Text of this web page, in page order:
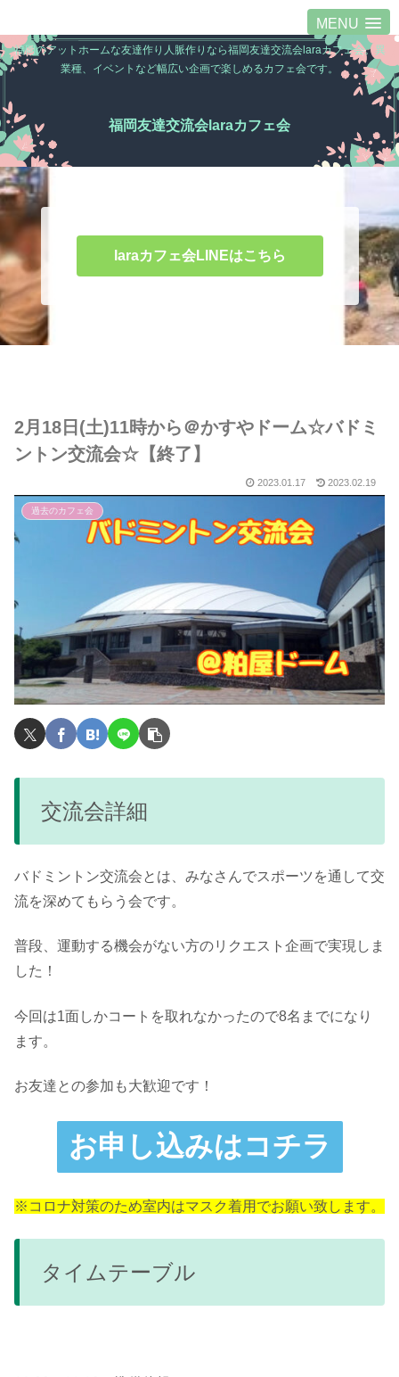
MENU
福岡のアットホームな友達作り人脈作りなら福岡友達交流会laraカフェ会。異
業種、イベントなど幅広い企画で楽しめるカフェ会です。
福岡友達交流会laraカフェ会
laraカフェ会LINEはこちら
2月18日(土)11時から＠かすやドーム☆バドミ
ントン交流会☆【終了】
2023.01.17 2023.02.19
過去のカフェ会
交流会詳細
バドミントン交流会とは、みなさんでスポーツを通して交
流を深めてもらう会です。
普段、運動する機会がない方のリクエスト企画で実現しま
した！
今回は1面しかコートを取れなかったので8名までになり
ます。
お友達との参加も大歓迎です！
お申し込みはコチラ
※コロナ対策のため室内はマスク着用でお願い致します。
タイムテーブル